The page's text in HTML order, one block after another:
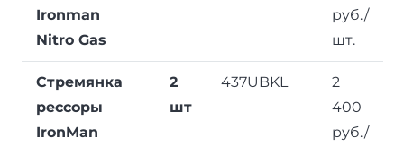
Ironman
Nitro Gas
руб./
шт.
Стремянка
рессоры
IronMan
2
шт
437UBKL
2
400
руб./